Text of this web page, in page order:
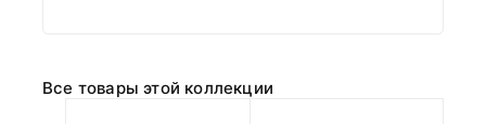
Все товары этой коллекции